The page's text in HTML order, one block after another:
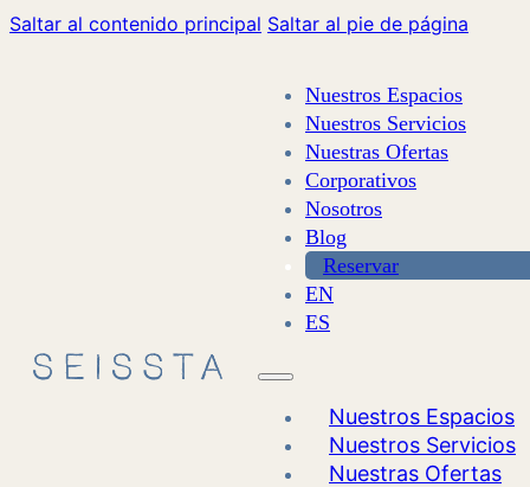
Saltar al contenido principal Saltar al pie de página
Nuestros Espacios
Nuestros Servicios
Nuestras Ofertas
Corporativos
Nosotros
Blog
Reservar
EN
ES
Nuestros Espacios
Nuestros Servicios
Nuestras Ofertas